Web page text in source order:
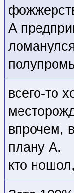
А
всего-то
впрочем,
плану А.
кто